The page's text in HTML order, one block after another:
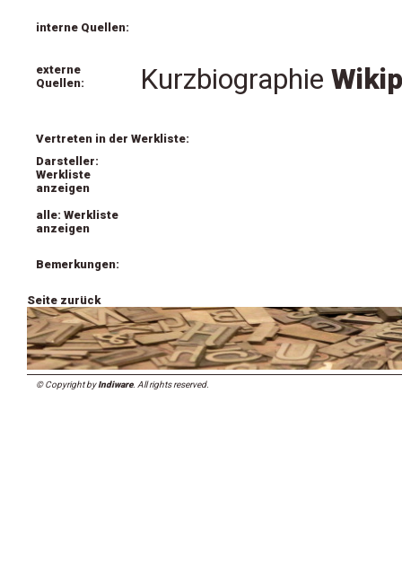
interne Quellen:
externe
Quellen:
Kurzbiographie
Vertreten in der Werkliste:
Darsteller:
Werkliste
anzeigen
alle: Werkliste
anzeigen
Bemerkungen:
Seite zurück
© Copyright byIndiware. All rights reserved.